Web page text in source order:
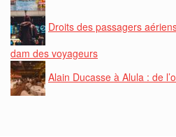
Droits des passagers
dam des voyageurs
Alain Ducasse à Alula : de